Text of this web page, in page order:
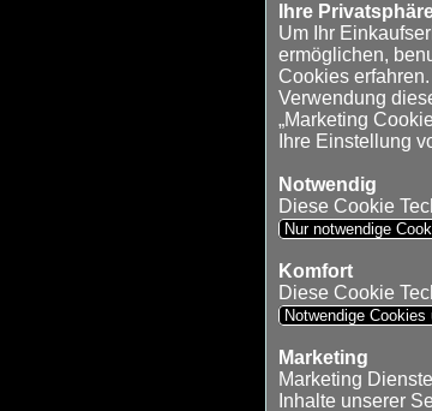
Ihre
Um Ihr
ermöglichen,
Cookies
Verwendung
„Marketing
Ihre Einstellung
Notwendig
Diese Cookie
Nur notwendige
Komfort
Diese Cookie
Notwendige
Marketing
Marketing
Inhalte unserer
Alle Marken-